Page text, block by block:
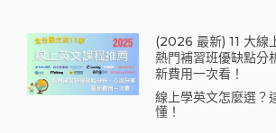
(2026 最新) 11 大線
熱門補習班優缺點分
新費用一次看！
線上學英文怎麼選？
懂！